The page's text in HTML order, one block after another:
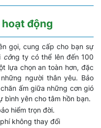
hoạt động
gọi, cung cấp cho bạn sự
công ty có thể lên đến 100
lựa chọn an toàn hơn, đặc
người thân yêu. Bảo
ấm giữa những cơn gió
bình yên cho tâm hồn bạn.
hiểm trọn đời.
không thay đổi